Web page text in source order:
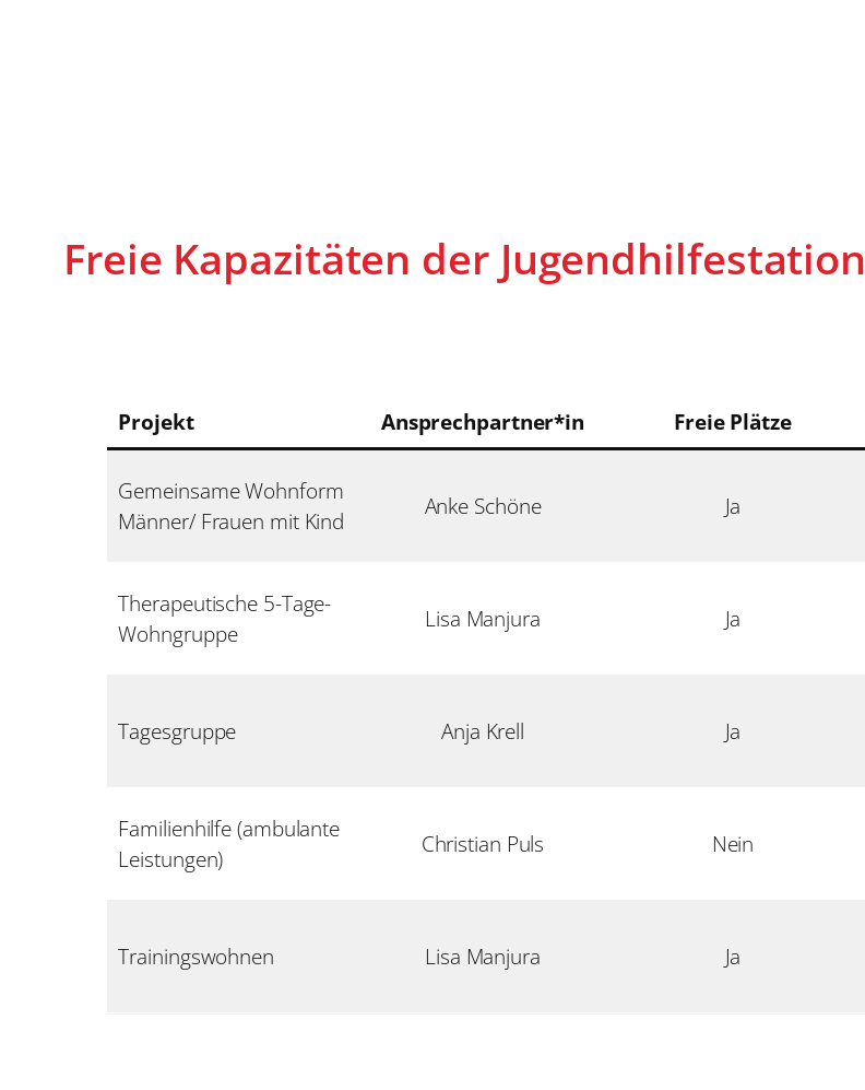
Freie Kapazitäten der Jugendhilfestation
Projekt Ansprechpartner*in Freie Plätze
Gemeinsame Wohnform
Männer/ Frauen mit Kind
Anke Schöne Ja
Therapeutische 5-Tage-
Wohngruppe
Lisa Manjura Ja
Tagesgruppe Anja Krell Ja
Familienhilfe (ambulante
Leistungen)
Christian Puls Nein
Trainingswohnen Lisa Manjura Ja